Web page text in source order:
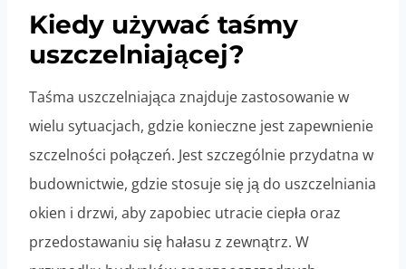
Kiedy używać taśmy
uszczelniającej?
Taśma uszczelniająca znajduje zastosowanie w
wielu sytuacjach, gdzie konieczne jest zapewnienie
szczelności połączeń. Jest szczególnie przydatna w
budownictwie, gdzie stosuje się ją do uszczelniania
okien i drzwi, aby zapobiec utracie ciepła oraz
przedostawaniu się hałasu z zewnątrz. W